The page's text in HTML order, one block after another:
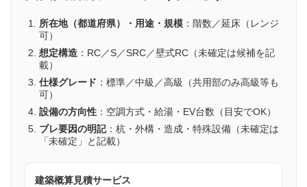
所在地（都道府県）・用途・規模 ：階数／延床（レンジ
可）
想定構造 ：RC／S／SRC／壁式RC（未確定は候補を記
載）
仕様グレード ：標準／中級／高級（共用部のみ高級等も
可）
設備の方向性 ：空調方式・給湯・EV台数（目安でOK）
ブレ要因の明記：杭・外構・造成・特殊設備（未確定は
「未確定」と記載）
建築概算見積サービス